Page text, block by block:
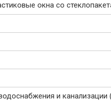
окна со
и канализации